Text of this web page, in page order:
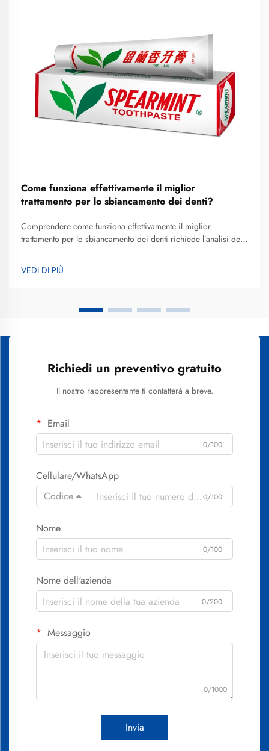
Come funziona effettivamente il miglior
trattamento per lo sbiancamento dei denti?
Comprendere come funziona effettivamente il miglior
trattamento per lo sbiancamento dei denti richiede l’analisi dei
procedurali che trasformano lo smalto ingiallito in un sorriso
più luminoso. Lo sbiancamento dei denti si è evoluto da metodi
VEDI DI PIÙ
Richiedi un preventivo gratuito
Il nostro rappresentante ti contatterà a breve.
Email
0/100
Cellulare/WhatsApp
Codice
0/100
Nome
0/100
Nome dell'azienda
0/200
Messaggio
0/1000
Invia